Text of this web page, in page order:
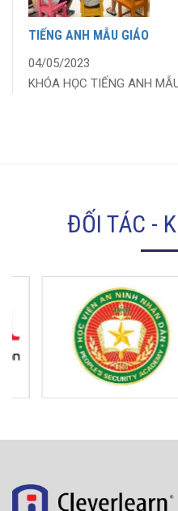
TIẾNG ANH MẪU GIÁO
04/05/2023
KHÓA HỌC TIẾNG ANH
ĐỐI TÁC -